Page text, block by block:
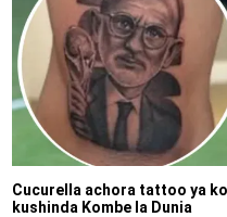
Cucurella achora tattoo ya
kushinda Kombe la Dunia